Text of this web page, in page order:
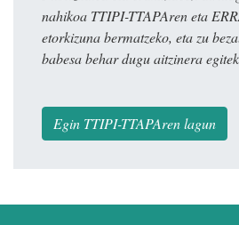
nahikoa TTIPI-TTAPAren eta
etorkizuna bermatzeko, eta zu
babesa behar dugu aitzinera
Egin TTIPI-TTAPAren lagun